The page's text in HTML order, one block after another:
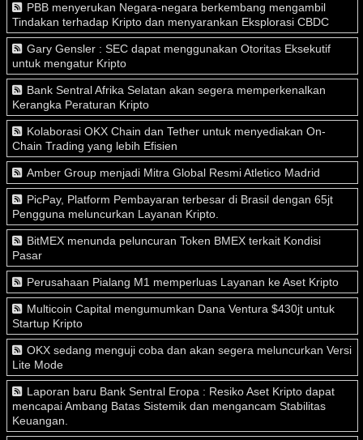
PBB menyerukan Negara-negara berkembang mengambil
Tindakan terhadap Kripto dan menyarankan Eksplorasi CBDC
Gary Gensler : SEC dapat menggunakan Otoritas Eksekutif
untuk mengatur Kripto
Bank Sentral Afrika Selatan akan segera memperkenalkan
Kerangka Peraturan Kripto
Kolaborasi OKX Chain dan Tether untuk menyediakan On-
Chain Trading yang lebih Efisien
Amber Group menjadi Mitra Global Resmi Atletico Madrid
PicPay, Platform Pembayaran terbesar di Brasil dengan 65jt
Pengguna meluncurkan Layanan Kripto.
BitMEX menunda peluncuran Token BMEX terkait Kondisi
Pasar
Perusahaan Pialang M1 memperluas Layanan ke Aset Kripto
Multicoin Capital mengumumkan Dana Ventura $430jt untuk
Startup Kripto
OKX sedang menguji coba dan akan segera meluncurkan Versi
Lite Mode
Laporan baru Bank Sentral Eropa : Resiko Aset Kripto dapat
mencapai Ambang Batas Sistemik dan mengancam Stabilitas
Keuangan.